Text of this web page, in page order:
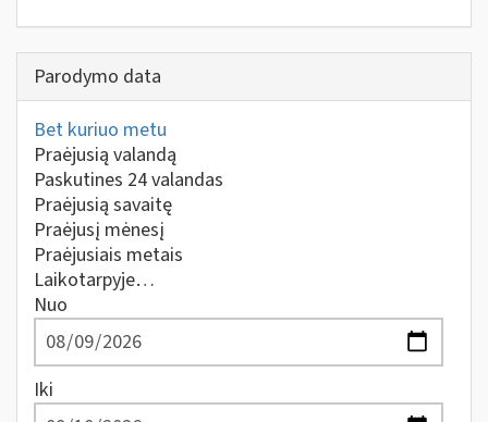
Parodymo data
Bet kuriuo metu
Praėjusią valandą
Paskutines 24 valandas
Praėjusią savaitę
Praėjusį mėnesį
Praėjusiais metais
Laikotarpyje…
Nuo
Iki